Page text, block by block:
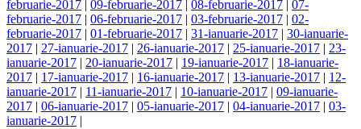
februarie-2017 | 09-februarie-2017 | 08-februarie-2017 | 07-
februarie-2017 | 06-februarie-2017 | 03-februarie-2017 | 02-
februarie-2017 | 01-februarie-2017 | 31-ianuarie-2017 | 30-ianuarie-
2017 | 27-ianuarie-2017 | 26-ianuarie-2017 | 25-ianuarie-2017 | 23-
ianuarie-2017 | 20-ianuarie-2017 | 19-ianuarie-2017 | 18-ianuarie-
2017 | 17-ianuarie-2017 | 16-ianuarie-2017 | 13-ianuarie-2017 | 12-
ianuarie-2017 | 11-ianuarie-2017 | 10-ianuarie-2017 | 09-ianuarie-
2017 | 06-ianuarie-2017 | 05-ianuarie-2017 | 04-ianuarie-2017 | 03-
ianuarie-2017 |